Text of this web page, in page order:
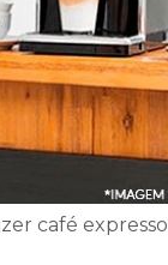
café expresso